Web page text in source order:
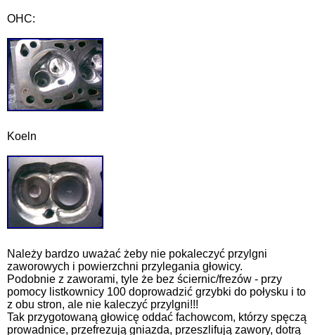
OHC:
Koeln
Należy bardzo uważać żeby nie pokaleczyć przylgni
zaworowych i powierzchni przylegania głowicy.
Podobnie z zaworami, tyle że bez ściernic/frezów - przy
pomocy listkownicy 100 doprowadzić grzybki do połysku i to
z obu stron, ale nie kaleczyć przylgni!!!
Tak przygotowaną głowicę oddać fachowcom, którzy spęczą
prowadnice, przefrezują gniazda, przeszlifują zawory, dotrą